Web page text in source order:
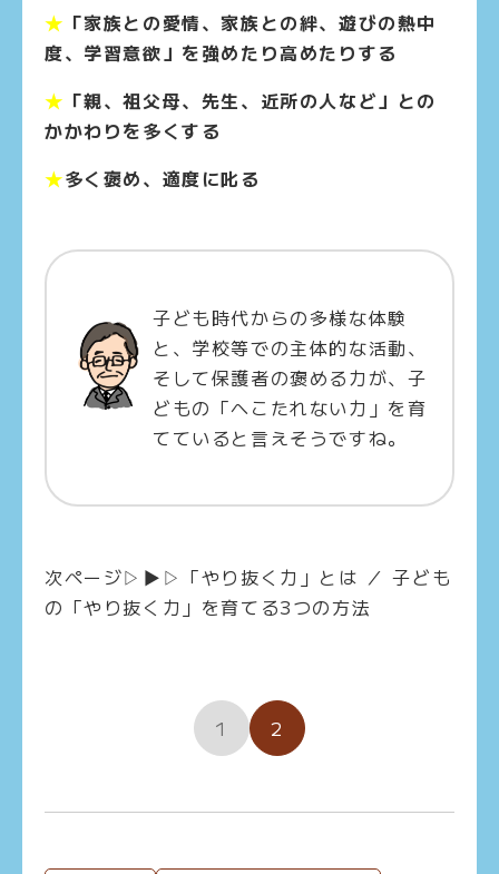
★ 「家族との愛情、家族との絆、遊びの熱中
度、学習意欲」を強めたり高めたりする
★ 「親、祖父母、先生、近所の人など」との
かかわりを多くする
★多く褒め、適度に叱る
子ども時代からの多様な体験
と、学校等での主体的な活動、
そして保護者の褒める力が、子
どもの「へこたれない力」を育
てていると言えそうですね。
次ページ▷▶▷「やり抜く力」とは ／ 子ども
の「やり抜く力」を育てる3つの方法
1 2